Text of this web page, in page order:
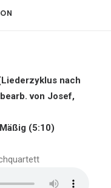
nach
von Josef,
(5:10)